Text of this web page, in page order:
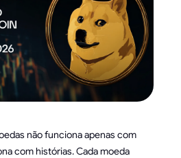
não funciona apenas com
com histórias. Cada moeda